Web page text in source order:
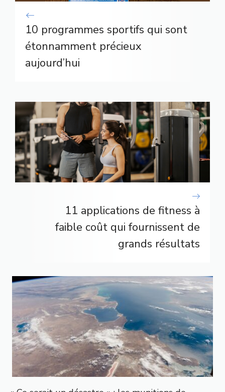
10 programmes sportifs qui sont
étonnamment précieux
aujourd’hui
11 applications de fitness à
faible coût qui fournissent de
grands résultats